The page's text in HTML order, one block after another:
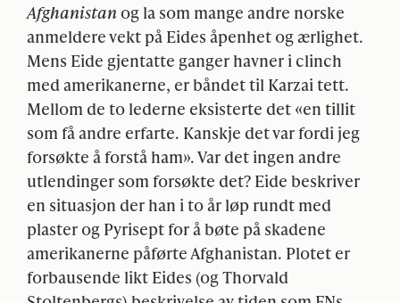
Afghanistan og la som mange andre norske
anmeldere vekt på Eides åpenhet og ærlighet.
Mens Eide gjentatte ganger havner i clinch
med amerikanerne, er båndet til Karzai tett.
Mellom de to lederne eksisterte det «en tillit
som få andre erfarte. Kanskje det var fordi jeg
forsøkte å forstå ham». Var det ingen andre
utlendinger som forsøkte det? Eide beskriver
en situasjon der han i to år løp rundt med
plaster og Pyrisept for å bøte på skadene
amerikanerne påførte Afghanistan. Plotet er
forbausende likt Eides (og Thorvald